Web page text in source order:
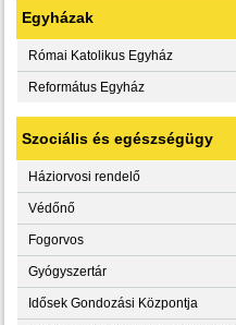
Egyházak
Római Katolikus Egyház
Református Egyház
Szociális és egészségügy
Háziorvosi rendelő
Védőnő
Fogorvos
Gyógyszertár
Idősek Gondozási Központja